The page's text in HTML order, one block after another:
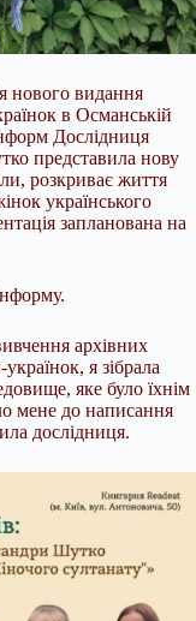
нового видання
в Османській
Дослідниця
представила нову
розкриває життя
українського
запланована на
архівних
я зібрала
яке було їхнім
мене до написання
дослідниця.